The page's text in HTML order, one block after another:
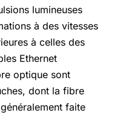
lumineuses
à des vitesses
à celles des
Ethernet
optique sont
dont la fibre
faite